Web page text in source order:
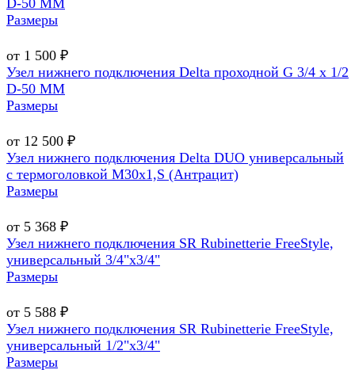
D-50 MM
Размеры
от 1 500 ₽
Узел нижнего подключения Delta проходной G 3/4 х 1/2
D-50 MM
Размеры
от 12 500 ₽
Узел нижнего подключения Delta DUO универсальный
с термоголовкой М30х1,Ѕ (Антрацит)
Размеры
от 5 368 ₽
Узел нижнего подключения SR Rubinetterie FreeStyle,
универсальный 3/4"х3/4"
Размеры
от 5 588 ₽
Узел нижнего подключения SR Rubinetterie FreeStyle,
универсальный 1/2"х3/4"
Размеры